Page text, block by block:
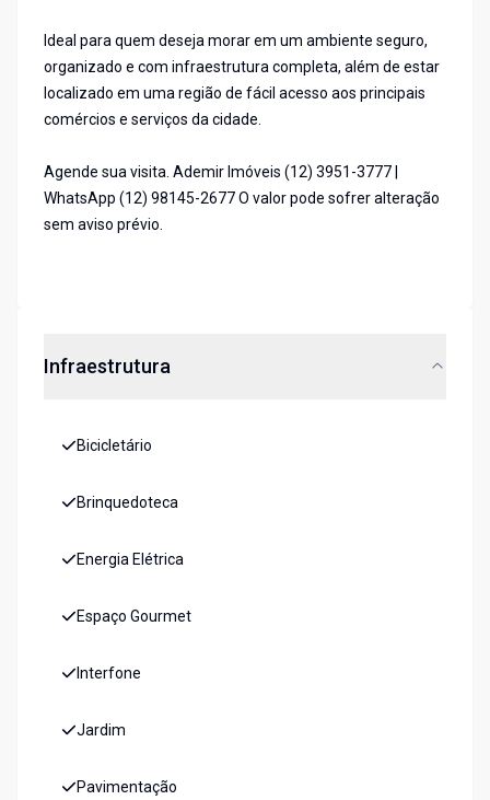
Ideal para quem deseja morar em um ambiente seguro,
organizado e com infraestrutura completa, além de estar
localizado em uma região de fácil acesso aos principais
comércios e serviços da cidade.
Agende sua visita. Ademir Imóveis (12) 3951-3777 |
WhatsApp (12) 98145-2677 O valor pode sofrer alteração
sem aviso prévio.
Infraestrutura
Bicicletário
Brinquedoteca
Energia Elétrica
Espaço Gourmet
Interfone
Jardim
Pavimentação